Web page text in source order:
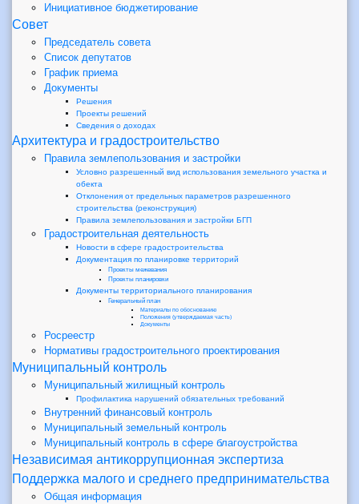
Инициативное бюджетирование
Совет
Председатель совета
Список депутатов
График приема
Документы
Решения
Проекты решений
Сведения о доходах
Архитектура и градостроительство
Правила землепользования и застройки
Условно разрешенный вид использования земельного участка и
обекта
Отклонения от предельных параметров разрешенного
строительства (реконструкция)
Правила землепользования и застройки БГП
Градостроительная деятельность
Новости в сфере градостроительства
Документация по планировке территорий
Проекты межевания
Проекты планировки
Документы территориального планирования
Генеральный план
Материалы по обоснованию
Положения (утверждаемая часть)
Документы
Росреестр
Нормативы градостроительного проектирования
Муниципальный контроль
Муниципальный жилищный контроль
Профилактика нарушений обязательных требований
Внутренний финансовый контроль
Муниципальный земельный контроль
Муниципальный контроль в сфере благоустройства
Независимая антикоррупционная экспертиза
Поддержка малого и среднего предпринимательства
Общая информация